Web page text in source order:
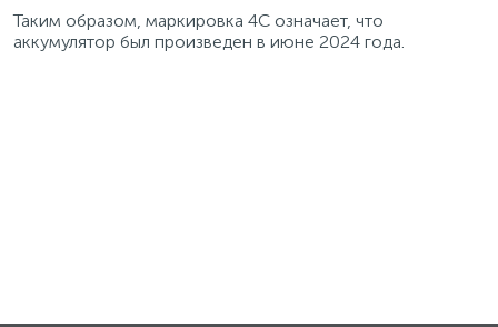
Таким образом, маркировка 4С означает, что
аккумулятор был произведен в июне 2024 года.